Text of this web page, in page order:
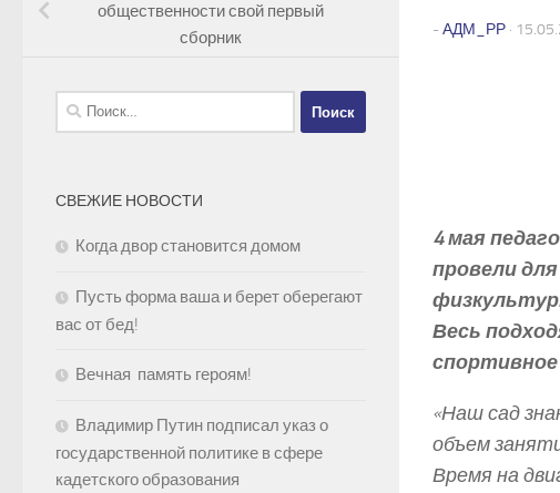
- АДМ_РР ·
4 мая
провели
Весь
«Наш сад
объем
Время на
общественности свой первый
сборник
Найти:
СВЕЖИЕ НОВОСТИ
Когда двор становится домом
Пусть форма ваша и берет оберегают
вас от бед!
Вечная память героям!
Владимир Путин подписал указ о
государственной политике в сфере
кадетского образования